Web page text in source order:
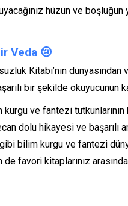
hüzün ve
Veda 😢
Kitabı’nın
bir şekilde
ve fantezi
dolu hikayesi ve
bilim kurgu ve fantezi
favori kitaplarınız